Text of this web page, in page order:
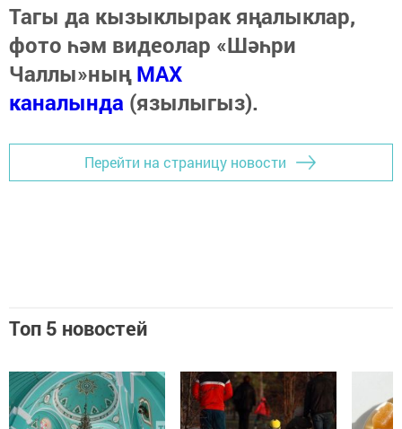
Тагы да кызыклырак яңалыклар,
фото һәм видеолар «Шәһри
Чаллы»ныңMAX
каналында (язылыгыз).
Перейти на страницу новости
Топ 5 новостей